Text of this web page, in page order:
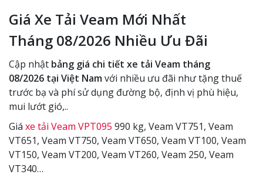
Giá Xe Tải Veam Mới Nhất
Tháng 08/2026 Nhiều Ưu Đãi
Cập nhật bảng giá chi tiết xe tải Veam tháng
08/2026 tại Việt Namvới nhiều ưu đãi như tặng thuế
trước bạ và phí sử dụng đường bộ, định vị phù hiệu,
mui lướt gió,..
Giá xe tải Veam VPT095 990 kg, Veam VT751, Veam
VT651, Veam VT750, Veam VT650, Veam VT100, Veam
VT150, Veam VT200, Veam VT260, Veam 250, Veam
VT340…